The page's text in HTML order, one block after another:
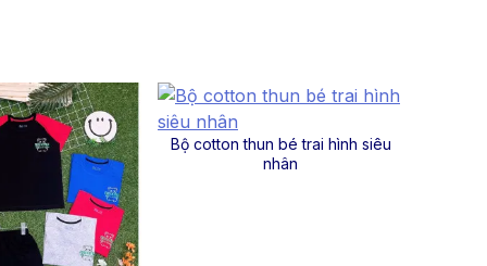
Bộ cotton thun bé trai hình siêu
nhân